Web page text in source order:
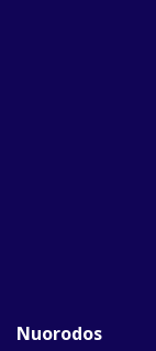
Nuorodos